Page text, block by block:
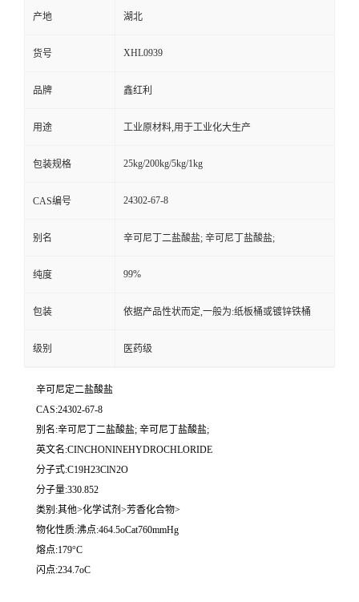
产地 湖北
货号 XHL0939
品牌 鑫红利
用途 工业原材料,用于工业化大生产
包装规格 25kg/200kg/5kg/1kg
CAS编号 24302-67-8
别名 辛可尼丁二盐酸盐; 辛可尼丁盐酸盐;
纯度 99%
包装 依据产品性状而定,一般为:纸板桶或镀锌铁桶
级别 医药级
辛可尼定二盐酸盐
CAS:24302-67-8
别名:辛可尼丁二盐酸盐; 辛可尼丁盐酸盐;
英文名:CINCHONINEHYDROCHLORIDE
分子式:C19H23ClN2O
分子量:330.852
类别:其他>化学试剂>芳香化合物>
物化性质:沸点:464.5oCat760mmHg
熔点:179°C
闪点:234.7oC